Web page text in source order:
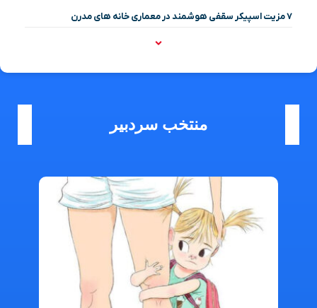
۷ مزیت اسپیکر سقفی هوشمند در معماری خانه‌ های مدرن
منتخب سردبیر